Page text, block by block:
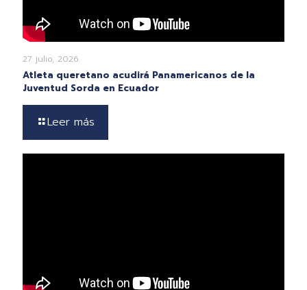
27 julio, 2026
Atleta queretano acudirá Panamericanos de la
Juventud Sorda en Ecuador
Leer más